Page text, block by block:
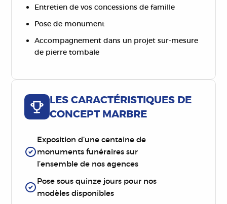
Entretien de vos concessions de famille
Pose de monument
Accompagnement dans un projet sur-mesure
de pierre tombale
LES CARACTÉRISTIQUES DE
CONCEPT MARBRE
Exposition d’une centaine de
monuments funéraires sur
l’ensemble de nos agences
Pose sous quinze jours pour nos
modèles disponibles